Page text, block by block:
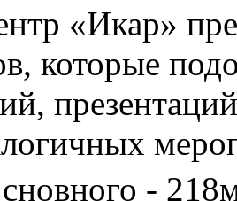
«Икар»
которые
-